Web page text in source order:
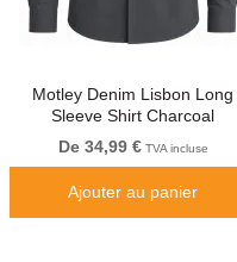
Motley Denim Lisbon Long
Sleeve Shirt Charcoal
De 34,99 €TVA incluse
Ajouter au panier